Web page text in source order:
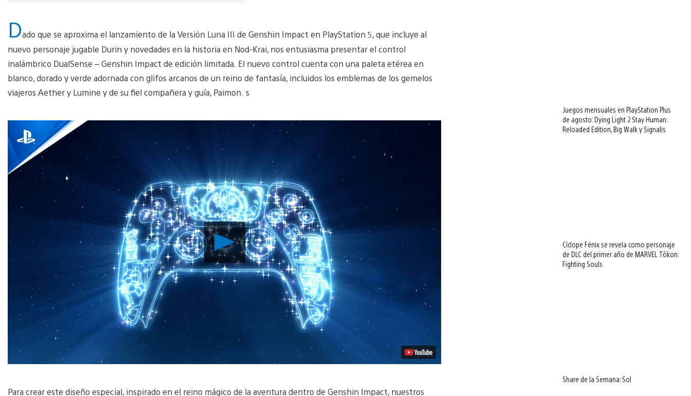
Dado que se aproxima el lanzamiento de la Versión Luna III de Genshin Impact en PlayStation 5, que incluye al
nuevo personaje jugable Durin y novedades en la historia en Nod-Krai, nos entusiasma presentar el control
inalámbrico DualSense – Genshin Impact de edición limitada. El nuevo control cuenta con una paleta etérea en
blanco, dorado y verde adornada con glifos arcanos de un reino de fantasía, incluidos los emblemas de los gemelos
viajeros Aether y Lumine y de su fiel compañera y guía, Paimon. s
Reproducir
Video
Para crear este diseño especial, inspirado en el reino mágico de la aventura dentro de Genshin Impact, nuestros
Juegos mensuales en PlayStation Plus
de agosto: Dying Light 2 Stay Human:
Reloaded Edition, Big Walk y Signalis
Cíclope Fénix se revela como personaje
de DLC del primer año de MARVEL Tōkon:
Fighting Souls
Share de la Semana: Sol